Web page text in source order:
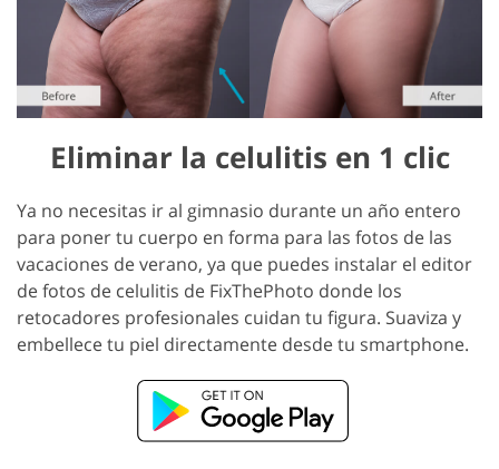
Eliminar la celulitis en 1 clic
Ya no necesitas ir al gimnasio durante un año entero
para poner tu cuerpo en forma para las fotos de las
vacaciones de verano, ya que puedes instalar el editor
de fotos de celulitis de FixThePhoto donde los
retocadores profesionales cuidan tu figura. Suaviza y
embellece tu piel directamente desde tu smartphone.